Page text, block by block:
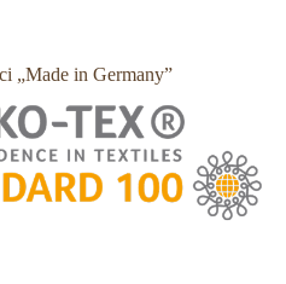
„Made in Germany”